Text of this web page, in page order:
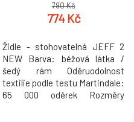
790 Kč
774 Kč
Židle - stohovatelná JEFF 2
NEW Barva: béžová látka /
šedý rám Oděruodolnost
textilie podle testu Martindale:
65 000 oděrek Rozměry